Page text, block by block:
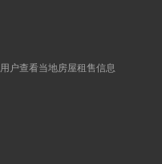
户查看当地房屋租售信息